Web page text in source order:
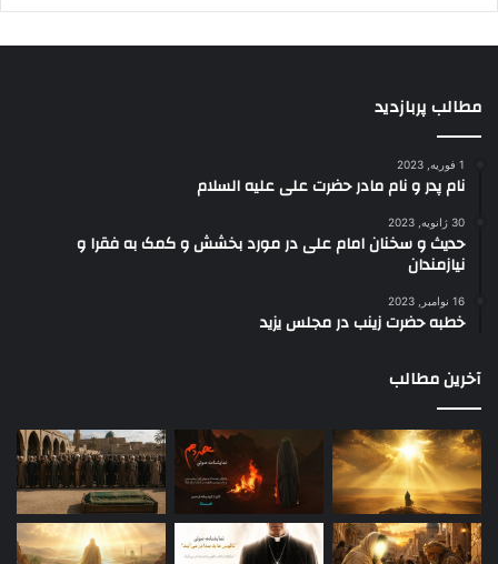
مطالب پربازدید
1 فوریه, 2023
نام پدر و نام مادر حضرت علی علیه السلام
30 ژانویه, 2023
حدیث و سخنان امام علی در مورد بخشش و کمک به فقرا و
نیازمندان
16 نوامبر, 2023
خطبه حضرت زینب در مجلس یزید
آخرین مطالب